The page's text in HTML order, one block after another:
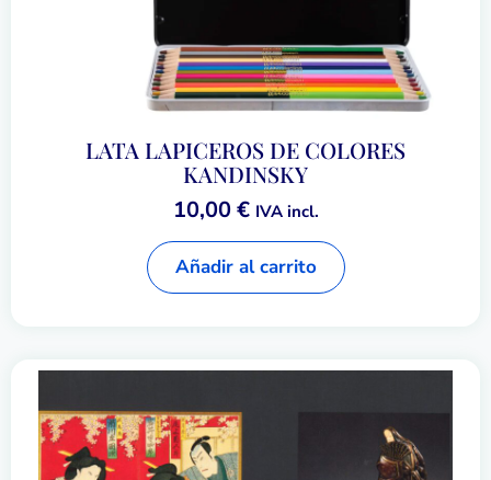
LATA LAPICEROS DE COLORES
KANDINSKY
10,00€ IVA incl.
Añadir al carrito